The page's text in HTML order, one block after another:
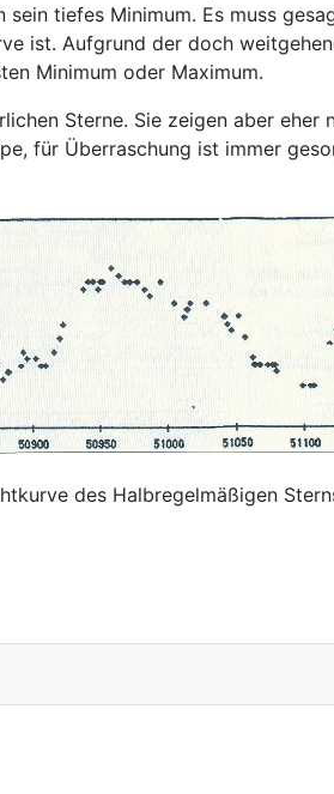
tiefes Minimum. Es muss
ist. Aufgrund der doch
Minimum oder Maximum.
Sterne. Sie zeigen aber
für Überraschung ist immer
des Halbregelmäßigen